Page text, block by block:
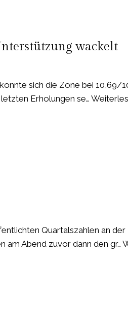
wackelt
sich die Zone bei 10,69/
Erholungen se…
Quartalszahlen an
Abend zuvor dann den gr…